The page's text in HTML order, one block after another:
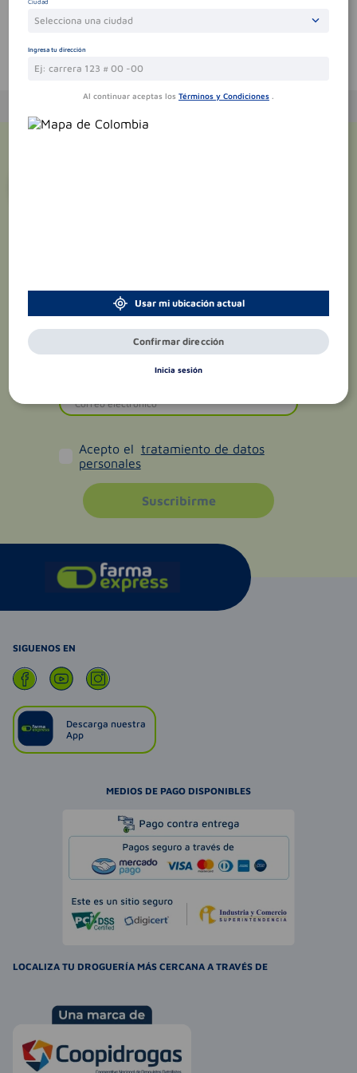
Te puede interesar
Acepto el tratamiento de datos
personales
Suscribirme
SIGUENOS EN
Descarga nuestra
App
MEDIOS DE PAGO DISPONIBLES
LOCALIZA TU DROGUERÍA MÁS CERCANA A TRAVÉS DE
Ciudad
Selecciona una ciudad
Ingresa tu dirección
Al continuar aceptas los Términos y Condiciones .
Usar mi ubicación actual
Confirmar dirección
Inicia sesión